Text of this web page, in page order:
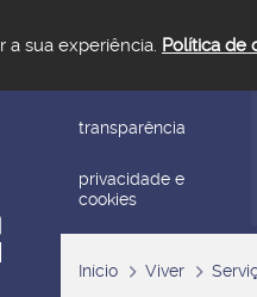
a sua experiência. Política de
transparência
privacidade e
cookies
Início Viver